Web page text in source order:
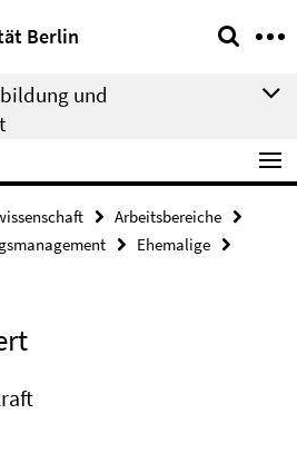
Berlin
und
Arbeitsbereiche
Ehemalige